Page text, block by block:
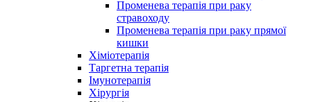
Променева терапія при раку
стравоходу
Променева терапія при раку прямої
кишки
Хіміотерапія
Таргетна терапія
Імунотерапія
Хірургія